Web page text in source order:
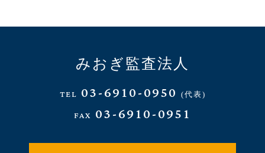
みおぎ監査法人
TEL 03-6910-0950 (代表)
FAX 03-6910-0951